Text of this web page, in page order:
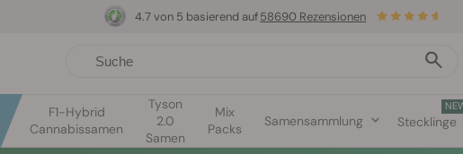
F1-Hybrid
Cannabissamen
Tyson
2.0
Samen
Mix
Packs
Samensammlung Stecklinge
4.7 von 5 basierend auf58690 Rezensionen